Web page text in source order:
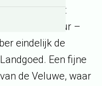
en het
in de natuur –
eindelijk de
Een fijne
de Veluwe, waar